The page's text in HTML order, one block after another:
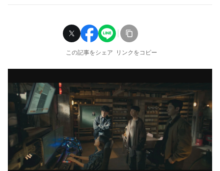
この記事をシェア リンクをコピー